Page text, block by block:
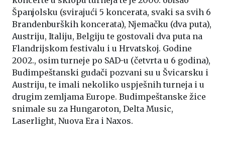
Španjolsku (svirajući 5 koncerata, svaki sa svih 6
Brandenburških koncerata), Njemačku (dva puta),
Austriju, Italiju, Belgiju te gostovali dva puta na
Flandrijskom festivalu i u Hrvatskoj. Godine
2002., osim turneje po SAD-u (četvrta u 6 godina),
Budimpeštanski gudači pozvani su u Švicarsku i
Austriju, te imali nekoliko uspješnih turneja i u
drugim zemljama Europe. Budimpeštanske žice
snimale su za Hungaroton, Delta Music,
Laserlight, Nuova Era i Naxos.